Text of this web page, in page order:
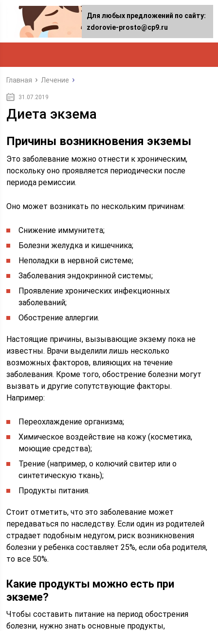
Главная Лечение
31.07.2019
Диета экзема
Причины возникновения экземы
Это заболевание можно отнести к хроническим,
поскольку оно проявляется периодически после
периода ремиссии.
Оно может возникать по нескольким причинам:
Снижение иммунитета;
Болезни желудка и кишечника;
Неполадки в нервной системе;
Заболевания эндокринной системы;
Проявление хронических инфекционных
заболеваний;
Обострение аллергии.
Настоящие причины, вызывающие экзему пока не
известны. Врачи выделили лишь несколько
возможных факторов, влияющих на течение
заболевания. Кроме того, обострение болезни могут
вызвать и другие сопутствующие факторы.
Например:
Переохлаждение организма;
Химическое воздействие на кожу (косметика,
моющие средства);
Трение (например, о колючий свитер или о
синтетическую ткань);
Продукты питания.
Стоит отметить, что это заболевание может
передаваться по наследству. Если один из родителей
страдает подобным недугом, риск возникновения
болезни у ребенка составляет 25%, если оба родителя,
то все 50%.
Какие продукты можно есть при
экземе?
Чтобы составить питание на период обострения
болезни, нужно знать основные продукты,
Для любых предложений по сайту:
zdorovie-prosto@cp9.ru